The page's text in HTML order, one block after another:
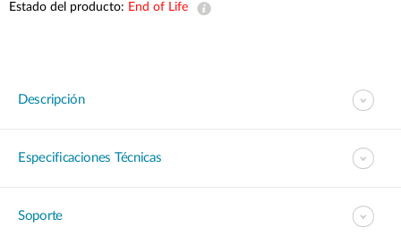
Estado del producto: End of Life
Descripción
Especificaciones Técnicas
Soporte